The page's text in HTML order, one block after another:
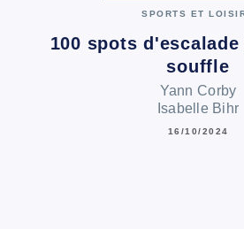
SPORTS ET
100 spots
souffle
Yann Corby
Isabelle Bihr
16/10/2024